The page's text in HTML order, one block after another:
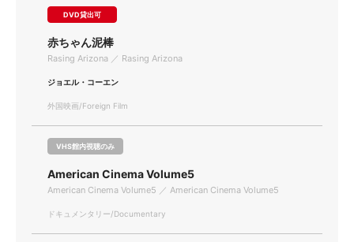
DVD貸出可
赤ちゃん泥棒
Rasing Arizona ／ Rasing Arizona
ジョエル・コーエン
外国映画/Foreign Film
VHS館内視聴のみ
American Cinema Volume5
American Cinema Volume5 ／ American Cinema Volume5
ドキュメンタリー/Documentary